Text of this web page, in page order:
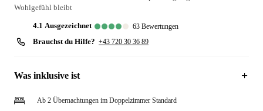
Wohlgefühl bleibt
4.1 ausgezeichnet 63 Bewertungen
Brauchst du Hilfe? +43 720 30 36 89
Was inklusive ist
Ab 2 Übernachtungen im Doppelzimmer Standard